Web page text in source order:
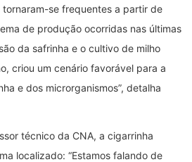
se frequentes a partir de
de produção ocorridas nas últimas
da safrinha e o cultivo de milho
criou um cenário favorável para a
e dos microrganismos”, detalha
técnico da CNA, a cigarrinha
localizado: “Estamos falando de